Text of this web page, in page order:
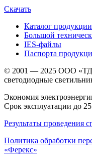
Скачать
Каталог продукции
Большой
IES-файлы
Паспорта
© 2001 — 2025 ООО «ТД
светодиодные
Экономия
Срок эксплуатации до
Результаты проведения
Политика обработки
«Ферекс»